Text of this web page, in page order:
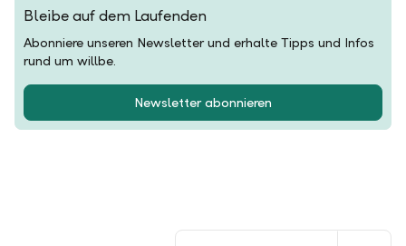
Bleibe auf dem Laufenden
Abonniere unseren Newsletter und erhalte Tipps und Infos
rund um willbe.
Newsletter abonnieren